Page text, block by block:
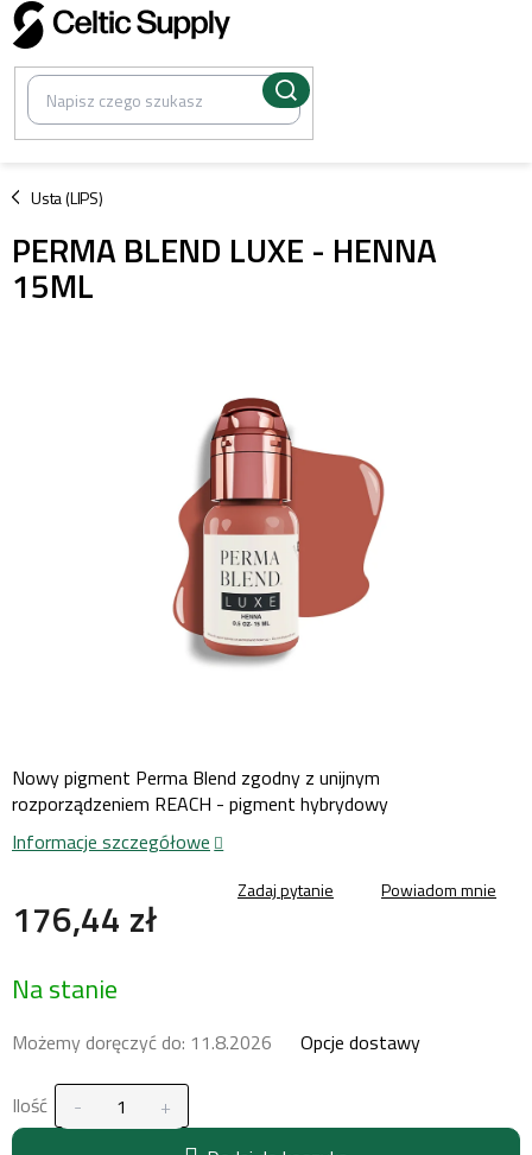
Przejść
do
treści
Usta (LIPS)
/
PERMA BLEND LUXE - HENNA
15ML
176,44 zł
jednostkowa:
Na stanie
Możemy doręczyć do: 11.8.2026 Opcje dostawy
Ilość
Nowy pigment Perma Blend zgodny z unijnym
rozporządzeniem REACH - pigment hybrydowy
Informacje szczegółowe
Zadaj pytanie Powiadom mnie